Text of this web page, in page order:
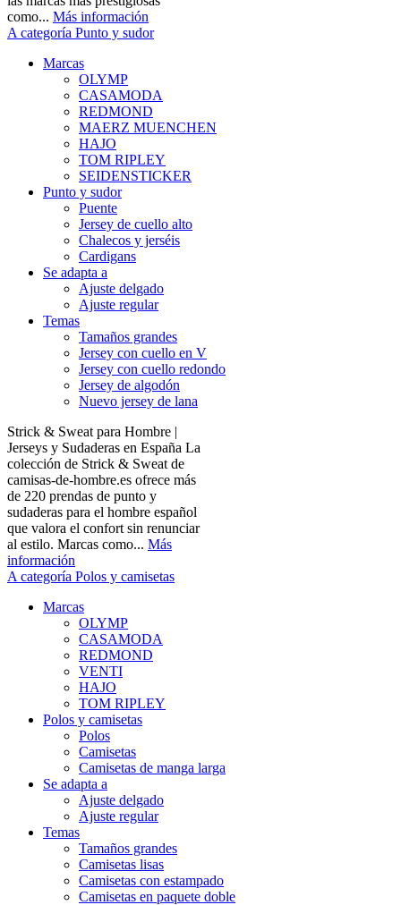
como... Más información
A categoría Punto y sudor
Marcas
OLYMP
CASAMODA
REDMOND
MAERZ MUENCHEN
HAJO
TOM RIPLEY
SEIDENSTICKER
Punto y sudor
Puente
Jersey de cuello alto
Chalecos y jerséis
Cardigans
Se adapta a
Ajuste delgado
Ajuste regular
Temas
Tamaños grandes
Jersey con cuello en V
Jersey con cuello redondo
Jersey de algodón
Nuevo jersey de lana
Strick & Sweat para Hombre |
Jerseys y Sudaderas en España La
colección de Strick & Sweat de
camisas-de-hombre.es ofrece más
de 220 prendas de punto y
sudaderas para el hombre español
que valora el confort sin renunciar
al estilo. Marcas como... Más
información
A categoría Polos y camisetas
Marcas
OLYMP
CASAMODA
REDMOND
VENTI
HAJO
TOM RIPLEY
Polos y camisetas
Polos
Camisetas
Camisetas de manga larga
Se adapta a
Ajuste delgado
Ajuste regular
Temas
Tamaños grandes
Camisetas lisas
Camisetas con estampado
Camisetas en paquete doble